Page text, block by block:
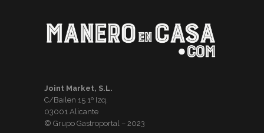
Joint Market, S.L.
C/Bailen 15 1º Izq.
03001 Alicante
© Grupo Gastroportal – 2023